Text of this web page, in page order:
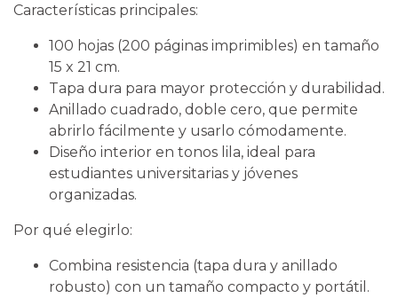
Características principales:
100 hojas (200 páginas imprimibles) en tamaño
15 x 21 cm.
Tapa dura para mayor protección y durabilidad.
Anillado cuadrado, doble cero, que permite
abrirlo fácilmente y usarlo cómodamente.
Diseño interior en tonos lila, ideal para
estudiantes universitarias y jóvenes
organizadas.
Por qué elegirlo:
Combina resistencia (tapa dura y anillado
robusto) con un tamaño compacto y portátil.